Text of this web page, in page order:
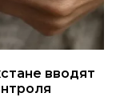
вводят